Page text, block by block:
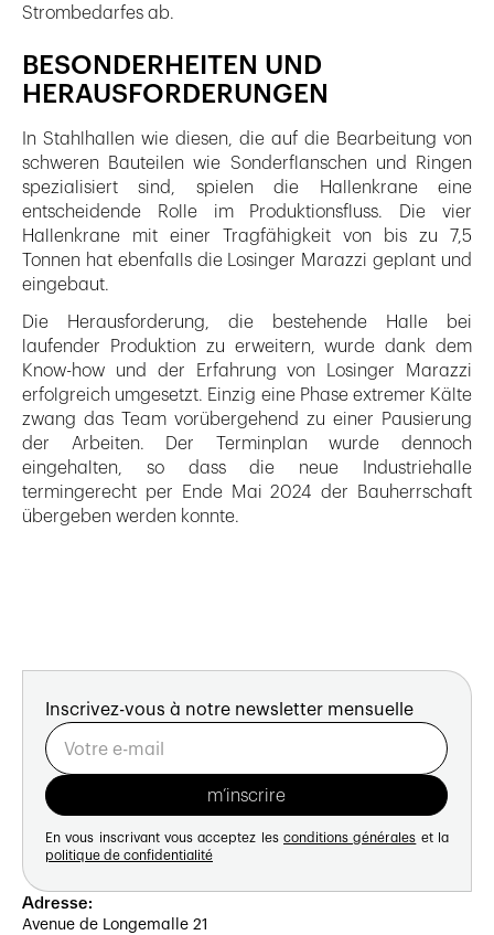
Strombedarfes ab.
BESONDERHEITEN UND
HERAUSFORDERUNGEN
In Stahlhallen wie diesen, die auf die Bearbeitung von
schweren Bauteilen wie Sonderflanschen und Ringen
spezialisiert sind, spielen die Hallenkrane eine
entscheidende Rolle im Produktionsfluss. Die vier
Hallenkrane mit einer Tragfähigkeit von bis zu 7,5
Tonnen hat ebenfalls die Losinger Marazzi geplant und
eingebaut.
Die Herausforderung, die bestehende Halle bei
laufender Produktion zu erweitern, wurde dank dem
Know-how und der Erfahrung von Losinger Marazzi
erfolgreich umgesetzt. Einzig eine Phase extremer Kälte
zwang das Team vorübergehend zu einer Pausierung
der Arbeiten. Der Terminplan wurde dennoch
eingehalten, so dass die neue Industriehalle
termingerecht per Ende Mai 2024 der Bauherrschaft
übergeben werden konnte.
Inscrivez-vous à notre newsletter mensuelle
En vous inscrivant vous acceptez les conditions générales et la
politique de confidentialité
Adresse:
Avenue de Longemalle 21